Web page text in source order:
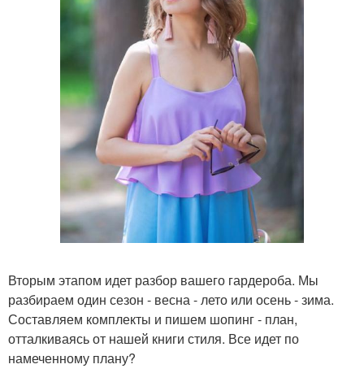
Вторым этапом идет разбор вашего гардероба. Мы
разбираем один сезон - весна - лето или осень - зима.
Составляем комплекты и пишем шопинг - план,
отталкиваясь от нашей книги стиля. Все идет по
намеченному плану?